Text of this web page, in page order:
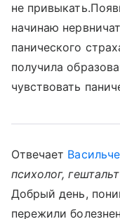
не
начинаю
панического
получила
чувствовать
Отвечает
психолог,
Добрый день,
пережили